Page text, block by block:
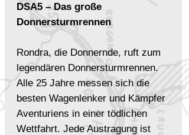
DSA5 – Das große
Donnersturmrennen
Rondra, die Donnernde, ruft zum
legendären Donnersturmrennen.
Alle 25 Jahre messen sich die
besten Wagenlenker und Kämpfer
Aventuriens in einer tödlichen
Wettfahrt. Jede Austragung ist